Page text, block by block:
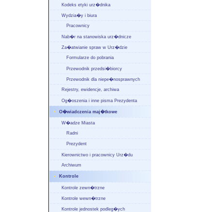
Kodeks etyki urz�dnika
Wydzia�y i biura
Pracownicy
Nab�r na stanowiska urz�dnicze
Za�atwianie spraw w Urz�dzie
Formularze do pobrania
Przewodnik przedsi�biorcy
Przewodnik dla niepe�nosprawnych
Rejestry, ewidencje, archiwa
Og�oszenia i inne pisma Prezydenta
O�wiadczenia maj�tkowe
W�adze Miasta
Radni
Prezydent
Kierownictwo i pracownicy Urz�du
Archiwum
Kontrole
Kontrole zewn�trzne
Kontrole wewn�trzne
Kontrole jednostek podleg�ych